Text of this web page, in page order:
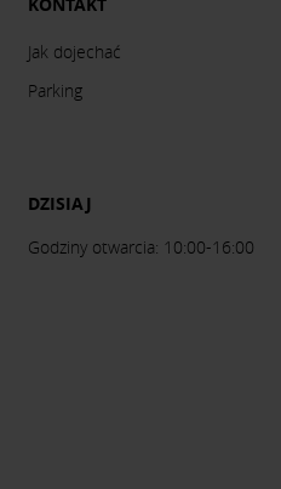
Jak dojechać
Parking
DZISIAJ
Godziny otwarcia: 10:00-16:00